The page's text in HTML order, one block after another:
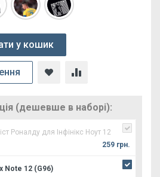
у кошик
(дешевше в наборі):
Роналду для Інфінікс Ноут 12
259 грн.
Note 12 (G96)